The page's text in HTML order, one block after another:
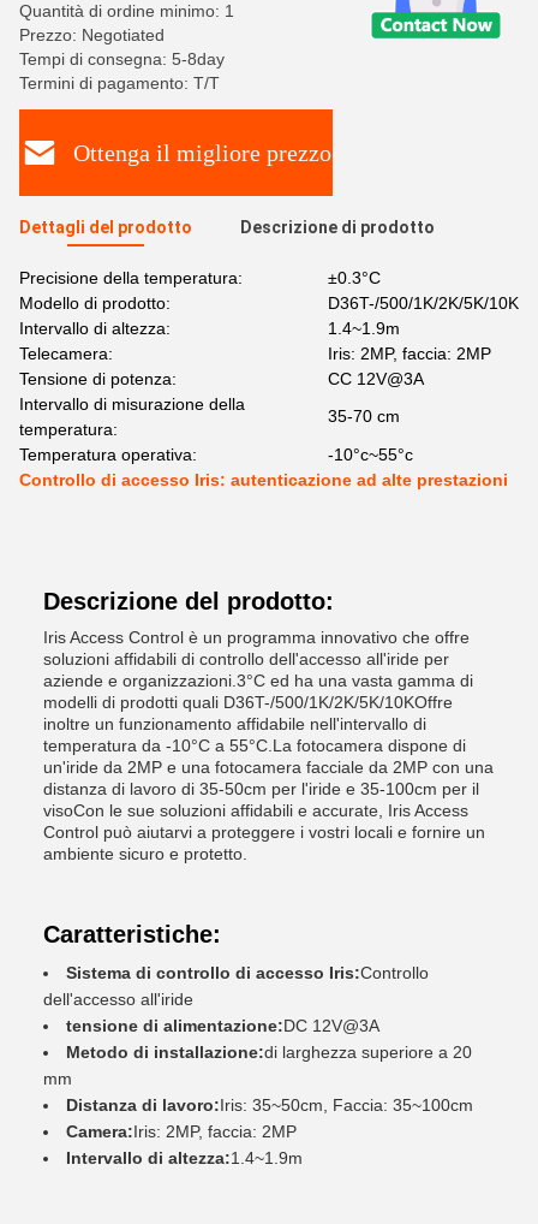
Quantità di ordine minimo: 1
Prezzo: Negotiated
Tempi di consegna: 5-8day
Termini di pagamento: T/T
Ottenga il migliore prezzo
Dettagli del prodotto Descrizione di prodotto
Precisione della temperatura:
±0.3°C
Modello di prodotto:
D36T-/500/1K/2K/5K/10K
Intervallo di altezza:
1.4~1.9m
Telecamera:
Iris: 2MP, faccia: 2MP
Tensione di potenza:
CC 12V@3A
Intervallo di misurazione della
temperatura:
35-70 cm
Temperatura operativa:
-10°c~55°c
Controllo di accesso Iris: autenticazione ad alte prestazioni
Descrizione del prodotto:
Iris Access Control è un programma innovativo che offre
soluzioni affidabili di controllo dell'accesso all'iride per
aziende e organizzazioni.3°C ed ha una vasta gamma di
modelli di prodotti quali D36T-/500/1K/2K/5K/10KOffre
inoltre un funzionamento affidabile nell'intervallo di
temperatura da -10°C a 55°C.La fotocamera dispone di
un'iride da 2MP e una fotocamera facciale da 2MP con una
distanza di lavoro di 35-50cm per l'iride e 35-100cm per il
visoCon le sue soluzioni affidabili e accurate, Iris Access
Control può aiutarvi a proteggere i vostri locali e fornire un
ambiente sicuro e protetto.
Caratteristiche:
Sistema di controllo di accesso Iris:Controllo
dell'accesso all'iride
tensione di alimentazione:DC 12V@3A
Metodo di installazione:di larghezza superiore a 20
mm
Distanza di lavoro:Iris: 35~50cm, Faccia: 35~100cm
Camera:Iris: 2MP, faccia: 2MP
Intervallo di altezza:1.4~1.9m